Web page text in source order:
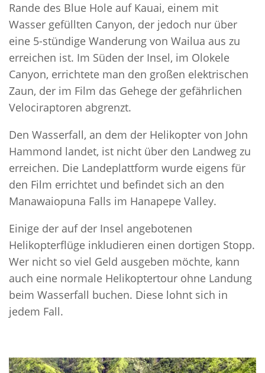
Rande des Blue Hole auf Kauai, einem mit
Wasser gefüllten Canyon, der jedoch nur über
eine 5-stündige Wanderung von Wailua aus zu
erreichen ist. Im Süden der Insel, im Olokele
Canyon, errichtete man den großen elektrischen
Zaun, der im Film das Gehege der gefährlichen
Velociraptoren abgrenzt.
Den Wasserfall, an dem der Helikopter von John
Hammond landet, ist nicht über den Landweg zu
erreichen. Die Landeplattform wurde eigens für
den Film errichtet und befindet sich an den
Manawaiopuna Falls im Hanapepe Valley.
Einige der auf der Insel angebotenen
Helikopterflüge inkludieren einen dortigen Stopp.
Wer nicht so viel Geld ausgeben möchte, kann
auch eine normale Helikoptertour ohne Landung
beim Wasserfall buchen. Diese lohnt sich in
jedem Fall.